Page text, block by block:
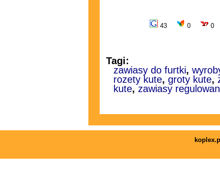
43 0 0
Tagi:
zawiasy do furtki,
rozety kute, groty kute,
kute, zawiasy